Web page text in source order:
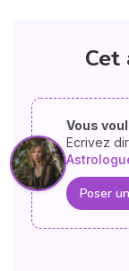
Cet
Vous
Ecrivez
Poser